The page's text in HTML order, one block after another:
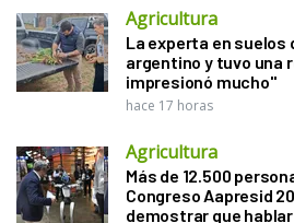
Agricultura
La experta en suelos
argentino y tuvo una
impresionó mucho"
hace 17 horas
Agricultura
Más de 12.500
Congreso Aapresid
demostrar que